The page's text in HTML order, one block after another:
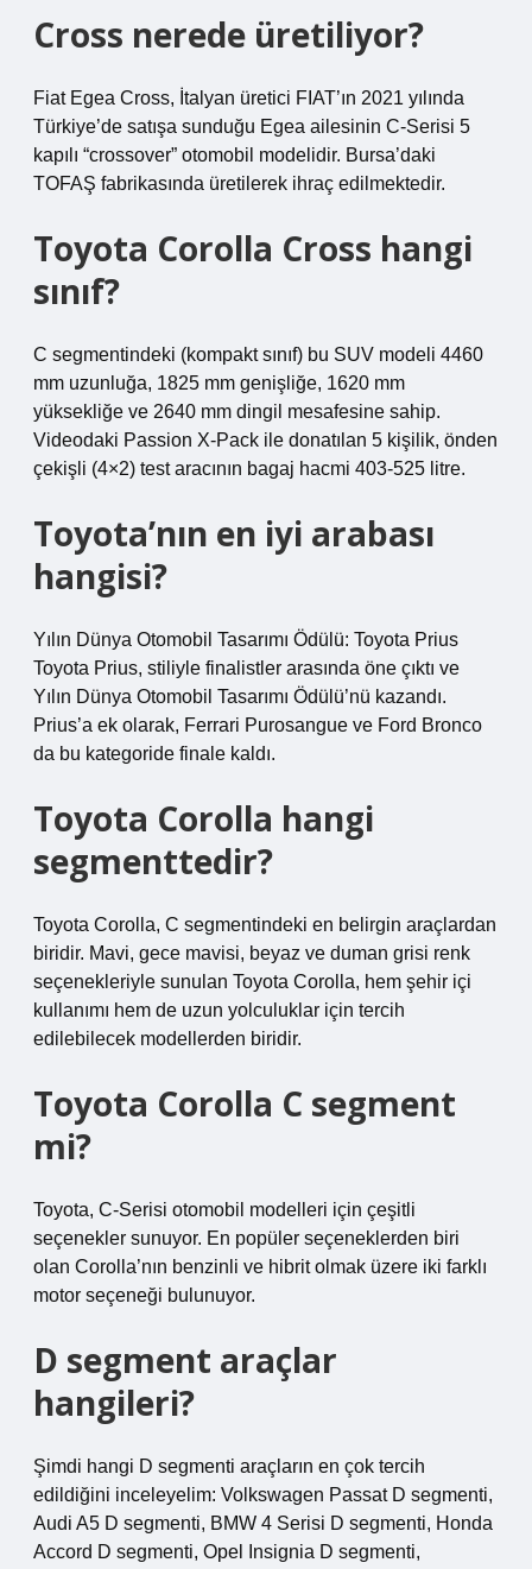
Cross nerede üretiliyor?
Fiat Egea Cross, İtalyan üretici FIAT’ın 2021 yılında
Türkiye’de satışa sunduğu Egea ailesinin C-Serisi 5
kapılı “crossover” otomobil modelidir. Bursa’daki
TOFAŞ fabrikasında üretilerek ihraç edilmektedir.
Toyota Corolla Cross hangi
sınıf?
C segmentindeki (kompakt sınıf) bu SUV modeli 4460
mm uzunluğa, 1825 mm genişliğe, 1620 mm
yüksekliğe ve 2640 mm dingil mesafesine sahip.
Videodaki Passion X-Pack ile donatılan 5 kişilik, önden
çekişli (4×2) test aracının bagaj hacmi 403-525 litre.
Toyota’nın en iyi arabası
hangisi?
Yılın Dünya Otomobil Tasarımı Ödülü: Toyota Prius
Toyota Prius, stiliyle finalistler arasında öne çıktı ve
Yılın Dünya Otomobil Tasarımı Ödülü’nü kazandı.
Prius’a ek olarak, Ferrari Purosangue ve Ford Bronco
da bu kategoride finale kaldı.
Toyota Corolla hangi
segmenttedir?
Toyota Corolla, C segmentindeki en belirgin araçlardan
biridir. Mavi, gece mavisi, beyaz ve duman grisi renk
seçenekleriyle sunulan Toyota Corolla, hem şehir içi
kullanımı hem de uzun yolculuklar için tercih
edilebilecek modellerden biridir.
Toyota Corolla C segment
mi?
Toyota, C-Serisi otomobil modelleri için çeşitli
seçenekler sunuyor. En popüler seçeneklerden biri
olan Corolla’nın benzinli ve hibrit olmak üzere iki farklı
motor seçeneği bulunuyor.
D segment araçlar
hangileri?
Şimdi hangi D segmenti araçların en çok tercih
edildiğini inceleyelim: Volkswagen Passat D segmenti,
Audi A5 D segmenti, BMW 4 Serisi D segmenti, Honda
Accord D segmenti, Opel Insignia D segmenti,